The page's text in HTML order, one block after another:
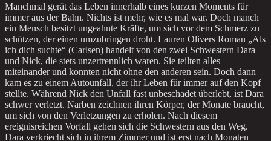
Manchmal gerät das Leben innerhalb eines kurzen Moments für
immer aus der Bahn. Nichts ist mehr, wie es mal war. Doch manch
ein Mensch besitzt ungeahnte Kräfte, um sich vor dem Schmerz zu
schützen, der einen umzubringen droht. Lauren Olivers Roman „Als
ich dich suchte“ (Carlsen) handelt von den zwei Schwestern Dara
und Nick, die stets unzertrennlich waren. Sie teilten alles
miteinander und konnten nicht ohne den anderen sein. Doch dann
kam es zu einem Autounfall, der ihr Leben für immer auf den Kopf
stellte. Während Nick den Unfall fast unbeschadet überlebt, ist Dara
schwer verletzt. Narben zeichnen ihren Körper, der Monate braucht,
um sich von den Verletzungen zu erholen. Nach diesem
ereignisreichen Vorfall gehen sich die Schwestern aus den Weg.
Dara verkriecht sich in ihrem Zimmer und ist erst nach Monaten